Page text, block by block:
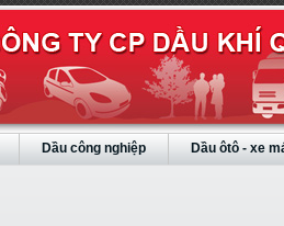
Dầu công nghiệp Dầu ôtô - xe